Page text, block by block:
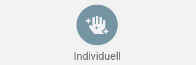
Individuell